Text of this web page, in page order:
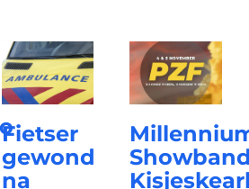
Fietser
gewond
na